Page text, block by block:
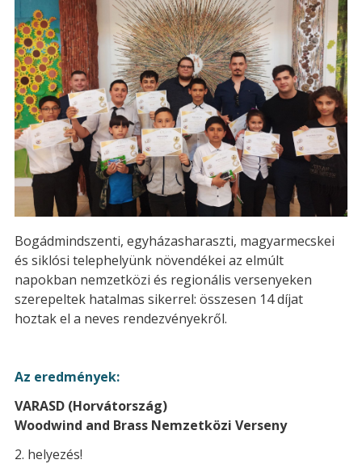
Bogádmindszenti, egyházasharaszti, magyarmecskei
és siklósi telephelyünk növendékei az elmúlt
napokban nemzetközi és regionális versenyeken
szerepeltek hatalmas sikerrel: összesen 14 díjat
hoztak el a neves rendezvényekről.
Az eredmények:
VARASD (Horvátország)
Woodwind and Brass Nemzetközi Verseny
2. helyezés!